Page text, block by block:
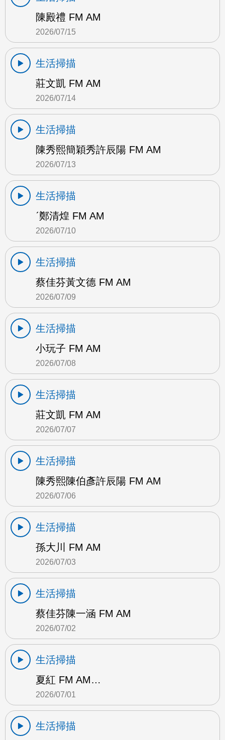
陳殿禮 FM AM
2026/07/15
生活掃描
莊文凱 FM AM
2026/07/14
生活掃描
陳秀熙簡穎秀許辰陽 FM AM
2026/07/13
生活掃描
ˊ鄭清煌 FM AM
2026/07/10
生活掃描
蔡佳芬黃文德 FM AM
2026/07/09
生活掃描
小玩子 FM AM
2026/07/08
生活掃描
莊文凱 FM AM
2026/07/07
生活掃描
陳秀熙陳伯彥許辰陽 FM AM
2026/07/06
生活掃描
孫大川 FM AM
2026/07/03
生活掃描
蔡佳芬陳一涵 FM AM
2026/07/02
生活掃描
夏紅 FM AM…
2026/07/01
生活掃描